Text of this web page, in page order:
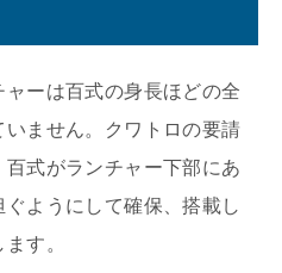
ーは百式の身長ほどの全
ません。クワトロの要請
式がランチャー下部にあ
ようにして確保、搭載し
す。